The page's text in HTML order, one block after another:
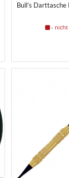
Bull’s Darttasche
-